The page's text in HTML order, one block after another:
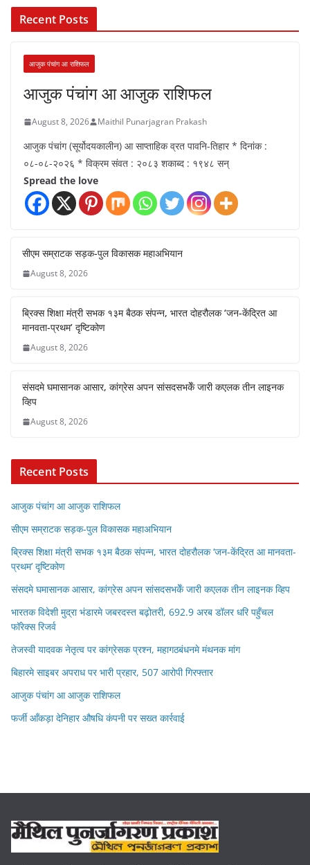
Recent Posts
आजुक पंचांग आ राशिफल
आजुक पंचांग आ आजुक राशिफल
August 8, 2026 Maithil Punarjagran Prakash
आजुक पंचांग (सूर्योदयकालीन) आ साप्ताहिक व्रत पावनि-तिहार * दिनांक :
०८-०८-२०२६ * विक्रम संवत : २०८३ शकाब्द : १९४८ सन्
Spread the love
सीएम सम्राटक सड़क-पुल विकासक महाअभियान
August 8, 2026
ब्रिक्स शिक्षा मंत्री सभक १३म बैठक संपन्न, भारत दोहरौलक ‘जन-केंद्रित आ
मानवता-प्रथम’ दृष्टिकोण
August 8, 2026
संसदमे घमासानक आसार, कांग्रेस अपन सांसदसभकेँ जारी कएलक तीन लाइनक
व्हिप
August 8, 2026
Recent Posts
आजुक पंचांग आ आजुक राशिफल
सीएम सम्राटक सड़क-पुल विकासक महाअभियान
ब्रिक्स शिक्षा मंत्री सभक १३म बैठक संपन्न, भारत दोहरौलक ‘जन-केंद्रित आ मानवता-
प्रथम’ दृष्टिकोण
संसदमे घमासानक आसार, कांग्रेस अपन सांसदसभकेँ जारी कएलक तीन लाइनक व्हिप
भारतक विदेशी मुद्रा भंडारमे जबरदस्त बढ़ोतरी, 692.9 अरब डॉलर धरि पहुँचल
फॉरेक्स रिजर्व
तेजस्वी यादवक नेतृत्व पर कांग्रेसक प्रश्न, महागठबंधनमे मंथनक मांग
बिहारमे साइबर अपराध पर भारी प्रहार, 507 आरोपी गिरफ्तार
आजुक पंचांग आ आजुक राशिफल
फर्जी आँकड़ा देनिहार औषधि कंपनी पर सख्त कार्रवाई